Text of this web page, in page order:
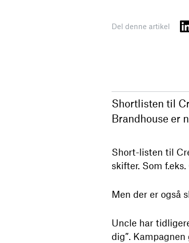
Del denne artikel
Shortlisten til
Brandhouse er
Short-listen til
skifter. Som
Men der er også
Uncle har
dig”.